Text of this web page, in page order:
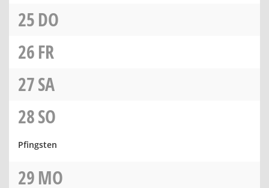
25DO
26FR
27SA
28SO
Pfingsten
29MO